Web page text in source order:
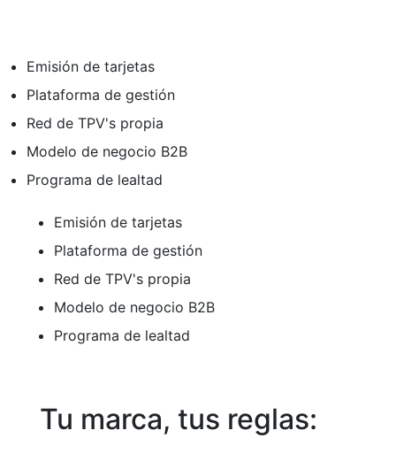
Emisión de tarjetas
Plataforma de gestión
Red de TPV's propia
Modelo de negocio B2B
Programa de lealtad
Emisión de tarjetas
Plataforma de gestión
Red de TPV's propia
Modelo de negocio B2B
Programa de lealtad
Tu marca, tus reglas: